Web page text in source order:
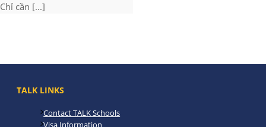
Chỉ cần [...]
TALK LINKS
Contact TALK Schools